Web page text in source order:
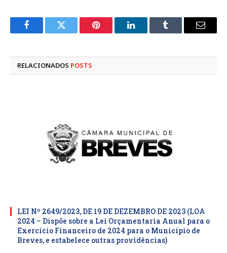
FacebookTwitter Pinterest LinkedInTumblr
E-
RELACIONADOS POSTS
LEI Nº 2649/2023, DE 19 DE DEZEMBRO DE 2023 (LOA
2024 – Dispõe sobre a Lei Orçamentaria Anual para o
Exercício Financeiro de 2024 para o Município de
Breves, e estabelece outras providências)